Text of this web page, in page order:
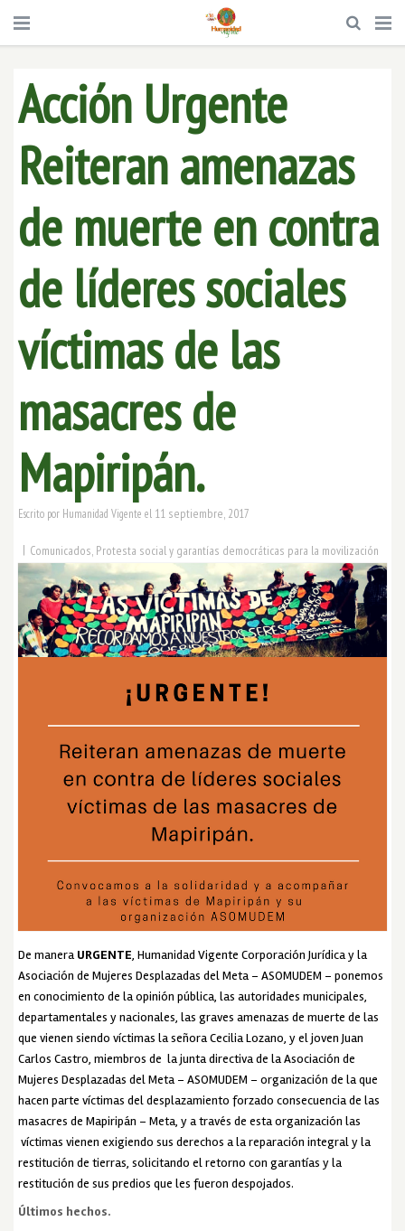
Acción Urgente
Reiteran amenazas
de muerte en contra
de líderes sociales
víctimas de las
masacres de
Mapiripán.
Escrito por Humanidad Vigente el 11 septiembre, 2017
| Comunicados, Protesta social y garantías democráticas para la movilización
De manera URGENTE, Humanidad Vigente Corporación Jurídica y la
Asociación de Mujeres Desplazadas del Meta – ASOMUDEM – ponemos
en conocimiento de la opinión pública, las autoridades municipales,
departamentales y nacionales, las graves amenazas de muerte de las
que vienen siendo víctimas la señora Cecilia Lozano, y el joven Juan
Carlos Castro, miembros de la junta directiva de la Asociación de
Mujeres Desplazadas del Meta – ASOMUDEM – organización de la que
hacen parte víctimas del desplazamiento forzado consecuencia de las
masacres de Mapiripán – Meta, y a través de esta organización las
víctimas vienen exigiendo sus derechos a la reparación integral y la
restitución de tierras, solicitando el retorno con garantías y la
restitución de sus predios que les fueron despojados.
Últimos hechos.